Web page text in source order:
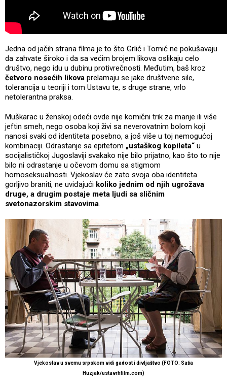
Jedna od jačih strana filma je to što Grlić i Tomić ne pokušavaju
da zahvate široko i da sa većim brojem likova oslikaju celo
društvo, nego idu u dubinu protivrečnosti. Međutim, baš kroz
četvoro nosećih likova prelamaju se jake društvene sile,
tolerancija u teoriji i tom Ustavu te, s druge strane, vrlo
netolerantna praksa.
Muškarac u ženskoj odeći ovde nije komični trik za manje ili više
jeftin smeh, nego osoba koji živi sa neverovatnim bolom koji
nanosi svaki od identiteta posebno, a još više u toj nemogućoj
kombinaciji. Odrastanje sa epitetom „ustaškog kopileta“ u
socijalističkoj Jugoslaviji svakako nije bilo prijatno, kao što to nije
bilo ni odrastanje u očevom domu sa stigmom
homoseksualnosti. Vjekoslav će zato svoja oba identiteta
gorljivo braniti, ne uviđajući koliko jednim od njih ugrožava
druge, a drugim postaje meta ljudi sa sličnim
svetonazorskim stavovima
Vjekoslav u svemu srpskom vidi gadost i divljaštvo (FOTO: Saša
Huzjak/ustavrhfilm.com)